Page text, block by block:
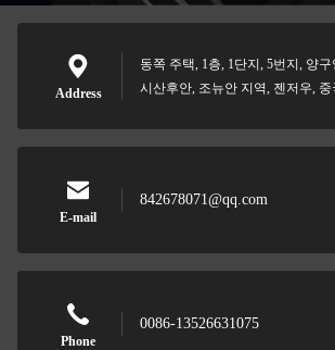
Address
동쪽 주택, 1층, 1단지, 5번지, 양
시산후안, 조뉴안 지역, 젠저우, 중
E-mail
842678071@qq.com
Phone
0086-13526631075